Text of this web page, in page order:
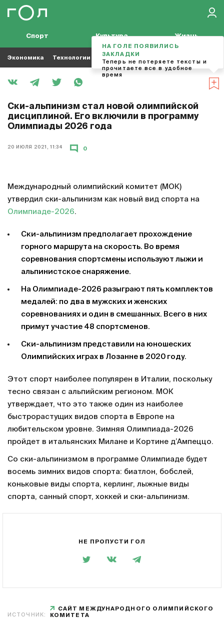
Спорт Культура Жизнь
Экономика Технологии Кино Футбол
Ски-альпинизм стал новой олимпийской
дисциплиной. Его включили в программу
Олимпиады 2026 года
20 ИЮЛЯ 2021, 11:34 0
Международный олимпийский комитет (МОК)
утвердил ски-альпинизм как новый вид спорта на
Олимпиаде-2026.
Ски-альпинизм предполагает прохождение
горного маршрута на скорость. Во время
соревнования спортсмены используют лыжи и
альпинистское снаряжение.
На Олимпиаде-2026 разыграют пять комплектов
медалей: по два в мужских и женских
соревнованиях и один в смешанных. Всего в них
примут участие 48 спортсменов.
Ски-альпинизм представили на юношеских
Олимпийских играх в Лозанне в 2020 году.
Этот спорт наиболее популярен в Италии, поскольку
тесно связан с альпийским регионом. МОК
утверждает, что это также один из наиболее
быстрорастущих видов спорта в Европе на
любительском уровне. Зимняя Олимпиада-2026
пройдет в итальянских Милане и Кортине д’Ампеццо.
Со ски-альпинизмом в программе Олимпиаде будет
восемь зимних видов спорта: биатлон, бобслей,
коньковые виды спорта, керлинг, лыжные виды
спорта, санный спорт, хоккей и ски-альпинизм.
НЕ ПРОПУСТИ ГОЛ
ИСТОЧНИК:
САЙТ МЕЖДУНАРОДНОГО ОЛИМПИЙСКОГО
КОМИТЕТА
НА ГОЛЕ ПОЯВИЛИСЬ
ЗАКЛАДКИ
Теперь не потеряете тексты и
прочитаете все в удобное
время